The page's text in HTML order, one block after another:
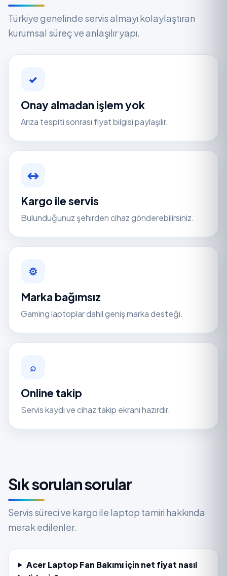
Türkiye genelinde servis almayı kolaylaştıran
kurumsal süreç ve anlaşılır yapı.
✓
Onay almadan işlem yok
Arıza tespiti sonrası fiyat bilgisi paylaşılır.
↔
Kargo ile servis
Bulunduğunuz şehirden cihaz gönderebilirsiniz.
⚙
Marka bağımsız
Gaming laptoplar dahil geniş marka desteği.
⌕
Online takip
Servis kaydı ve cihaz takip ekranı hazırdır.
Sık sorulan sorular
Servis süreci ve kargo ile laptop tamiri hakkında
merak edilenler.
Acer Laptop Fan Bakımı için net fiyat nasıl